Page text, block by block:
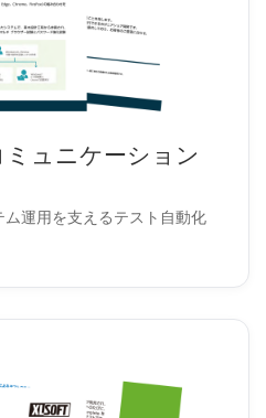
ュニケーション
運用を支えるテスト自動化